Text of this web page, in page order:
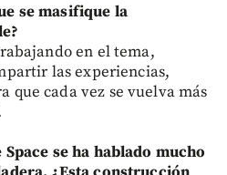
se masifique la
en el tema,
las experiencias,
que cada vez se vuelva más
se ha hablado mucho